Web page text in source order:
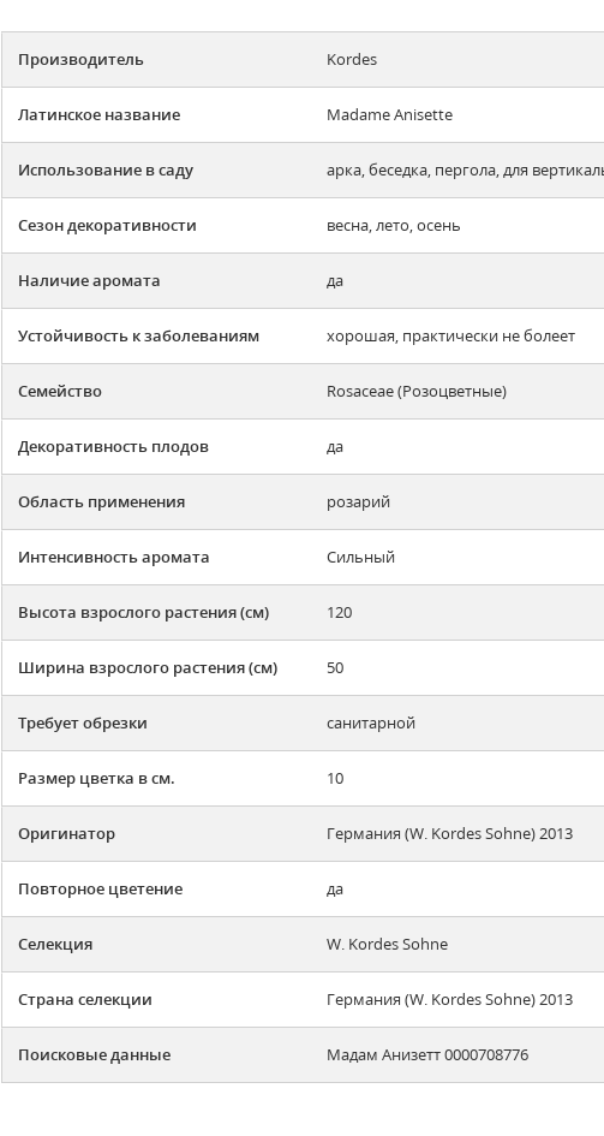
Производитель Kordes
Латинское название Madame Anisette
Использование в саду арка, беседка, пергола, для
Сезон декоративности весна, лето, осень
Наличие аромата да
Устойчивость к заболеваниям хорошая, практически не болеет
Семейство Rosaceae (Розоцветные)
Декоративность плодов да
Область применения розарий
Интенсивность аромата Сильный
Высота взрослого растения (см) 120
Ширина взрослого растения (см) 50
Требует обрезки санитарной
Размер цветка в см. 10
Оригинатор Германия (W. Kordes Sohne) 2013
Повторное цветение да
Селекция W. Kordes Sohne
Страна селекции Германия (W. Kordes Sohne) 2013
Поисковые данные Мадам Анизетт 0000708776